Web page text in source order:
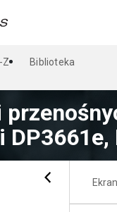
Z Biblioteka